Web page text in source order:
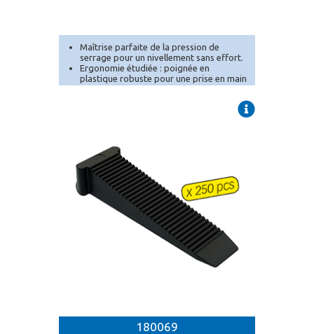
Maîtrise parfaite de la pression de
serrage pour un nivellement sans effort.
Ergonomie étudiée : poignée en
plastique robuste pour une prise en main
confortable.
180069